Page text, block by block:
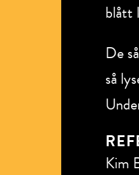
blått
De
så
Kim